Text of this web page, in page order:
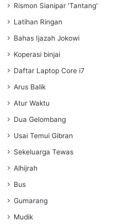
Rismon Sianipar 'Tantang'
Latihan Ringan
Bahas Ijazah Jokowi
Koperasi binjai
Daftar Laptop Core i7
Arus Balik
Atur Waktu
Dua Gelombang
Usai Temui Gibran
Sekeluarga Tewas
Alhijrah
Bus
Gumarang
Mudik